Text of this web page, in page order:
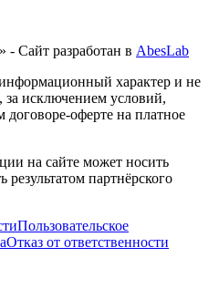
Сайт разработан в AbesLab
характер и не
за исключением условий,
оферте на платное
на сайте может носить
результатом партнёрского
Пользовательское
Отказ от ответственности